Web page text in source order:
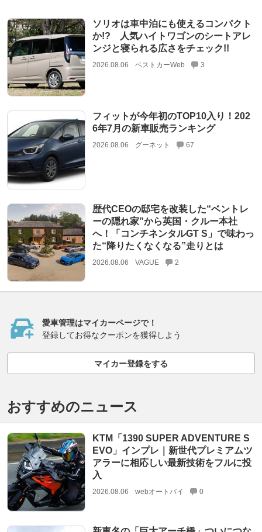
ソリオは車中泊にも使えるコンパクト
か!? 人気ハイトワゴンのシートアレ
ンジと寝られる広さをチェック!!
2026.08.06 ベストカーWeb 3
フィットが今年初のTOP10入り！202
6年7月の新車販売ランキング
2026.08.06 グーネット 67
歴代CEOの邸宅を改装した“ベントレ
ーの隠れ家”から英国・クルー本社
へ！「コンチネンタルGT S」で味わっ
た“降りたくなくなる”走りとは
2026.08.06 VAGUE 2
愛車管理はマイカーページで！
登録してお得なクーポンを獲得しよう
マイカー登録をする
おすすめのニュース
KTM「1390 SUPER ADVENTURE S
EVO」インプレ｜新世代プレミアムツ
アラーに相応しい最新技術をフルに投
入
2026.08.06 webオートバイ 0